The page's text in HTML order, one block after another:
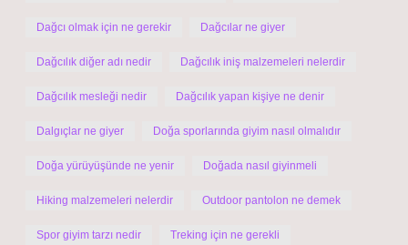
Dağcı olmak için ne gerekir Dağcılar ne giyer
Dağcılık diğer adı nedir Dağcılık iniş malzemeleri nelerdir
Dağcılık mesleği nedir Dağcılık yapan kişiye ne denir
Dalgıçlar ne giyer Doğa sporlarında giyim nasıl olmalıdır
Doğa yürüyüşünde ne yenir Doğada nasıl giyinmeli
Hiking malzemeleri nelerdir Outdoor pantolon ne demek
Spor giyim tarzı nedir Treking için ne gerekli